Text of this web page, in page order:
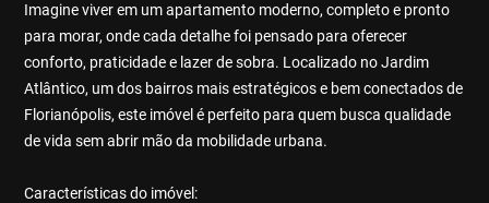
Imagine viver em um apartamento moderno, completo e pronto
para morar, onde cada detalhe foi pensado para oferecer
conforto, praticidade e lazer de sobra. Localizado no Jardim
Atlântico, um dos bairros mais estratégicos e bem conectados de
Florianópolis, este imóvel é perfeito para quem busca qualidade
de vida sem abrir mão da mobilidade urbana.
Características do imóvel: